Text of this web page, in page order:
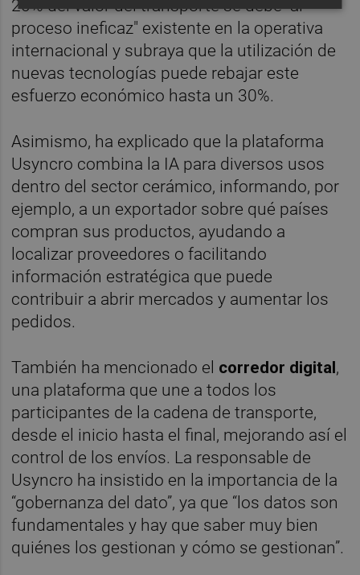
20% del valor del transporte se debe “al
proceso ineficaz" existente en la operativa
internacional y subraya que la utilización de
nuevas tecnologías puede rebajar este
esfuerzo económico hasta un 30%.
Asimismo, ha explicado que la plataforma
Usyncro combina la IA para diversos usos
dentro del sector cerámico, informando, por
ejemplo, a un exportador sobre qué países
compran sus productos, ayudando a
localizar proveedores o facilitando
información estratégica que puede
contribuir a abrir mercados y aumentar los
pedidos.
También ha mencionado el corredor digital,
una plataforma que une a todos los
participantes de la cadena de transporte,
desde el inicio hasta el final, mejorando así el
control de los envíos. La responsable de
Usyncro ha insistido en la importancia de la
“gobernanza del dato”, ya que “los datos son
fundamentales y hay que saber muy bien
quiénes los gestionan y cómo se gestionan”.